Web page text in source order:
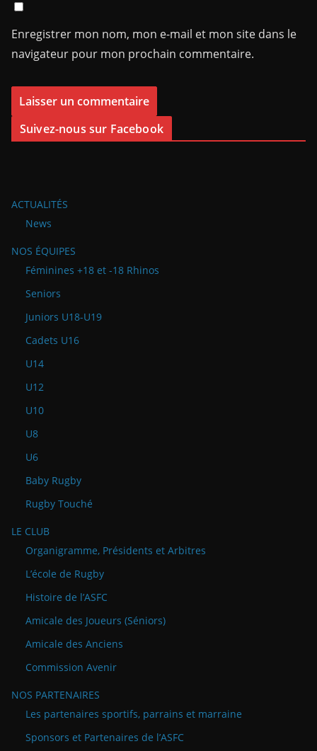
Enregistrer mon nom, mon e-mail et mon site dans le
navigateur pour mon prochain commentaire.
Suivez-nous sur Facebook
ACTUALITÉS
News
NOS ÉQUIPES
Féminines +18 et -18 Rhinos
Seniors
Juniors U18-U19
Cadets U16
U14
U12
U10
U8
U6
Baby Rugby
Rugby Touché
LE CLUB
Organigramme, Présidents et Arbitres
L’école de Rugby
Histoire de l’ASFC
Amicale des Joueurs (Séniors)
Amicale des Anciens
Commission Avenir
NOS PARTENAIRES
Les partenaires sportifs, parrains et marraine
Sponsors et Partenaires de l’ASFC